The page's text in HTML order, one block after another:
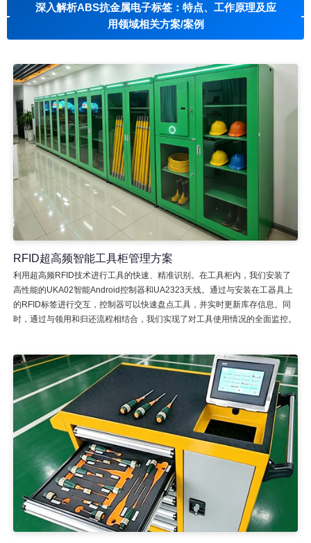
深入解析ABS抗金属电子标签：特点、工作原理及应
用领域相关方案/案例
RFID超高频智能工具柜管理方案
利用超高频RFID技术进行工具的快速、精准识别。在工具柜内，我们安装了
高性能的UKA02智能Android控制器和UA2323天线。通过与安装在工器具上
的RFID标签进行交互，控制器可以快速盘点工具，并实时更新库存信息。同
时，通过与领用和归还流程相结合，我们实现了对工具使用情况的全面监控。